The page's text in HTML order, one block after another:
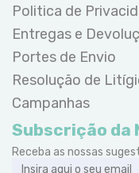
Politica de
Entregas e
Portes de Envio
Resolução de
Campanhas
Subscrição
Receba as nossas